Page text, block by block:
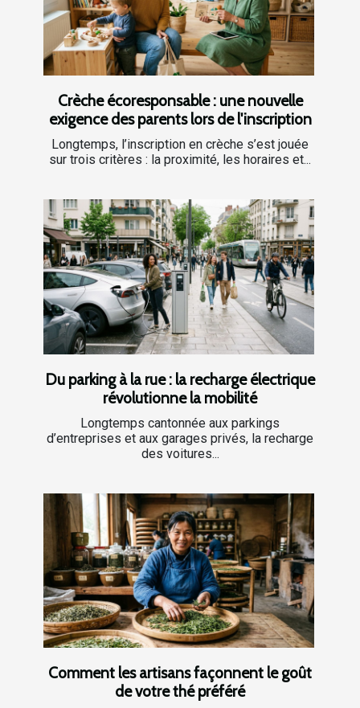
Crèche écoresponsable : une nouvelle
exigence des parents lors de l'inscription
Longtemps, l’inscription en crèche s’est jouée
sur trois critères : la proximité, les horaires et...
Du parking à la rue : la recharge électrique
révolutionne la mobilité
Longtemps cantonnée aux parkings
d’entreprises et aux garages privés, la recharge
des voitures...
Comment les artisans façonnent le goût
de votre thé préféré